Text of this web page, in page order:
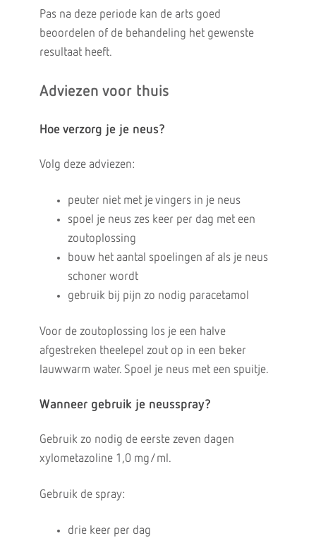
Pas na deze periode kan de arts goed
beoordelen of de behandeling het gewenste
resultaat heeft.
Adviezen voor thuis
Hoe verzorg je je neus?
Volg deze adviezen:
peuter niet met je vingers in je neus
spoel je neus zes keer per dag met een
zoutoplossing
bouw het aantal spoelingen af als je neus
schoner wordt
gebruik bij pijn zo nodig paracetamol
Voor de zoutoplossing los je een halve
afgestreken theelepel zout op in een beker
lauwwarm water. Spoel je neus met een spuitje.
Wanneer gebruik je neusspray?
Gebruik zo nodig de eerste zeven dagen
xylometazoline 1,0 mg/ml.
Gebruik de spray:
drie keer per dag